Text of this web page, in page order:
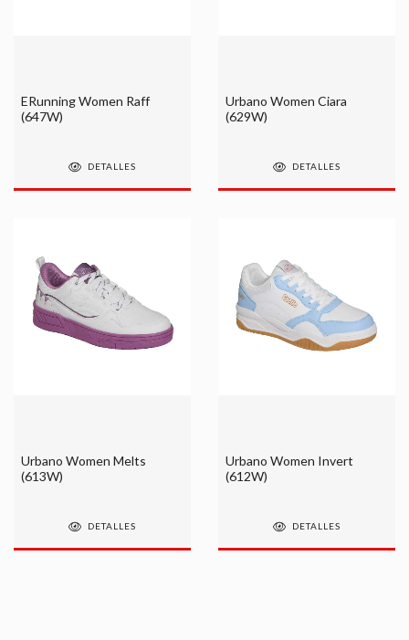
ERunning Women Raff
(647W)
DETALLES
Urbano Women Ciara
(629W)
DETALLES
Urbano Women Melts
(613W)
DETALLES
Urbano Women Invert
(612W)
DETALLES